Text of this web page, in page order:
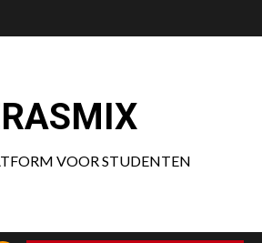
VOOR STUDENTEN